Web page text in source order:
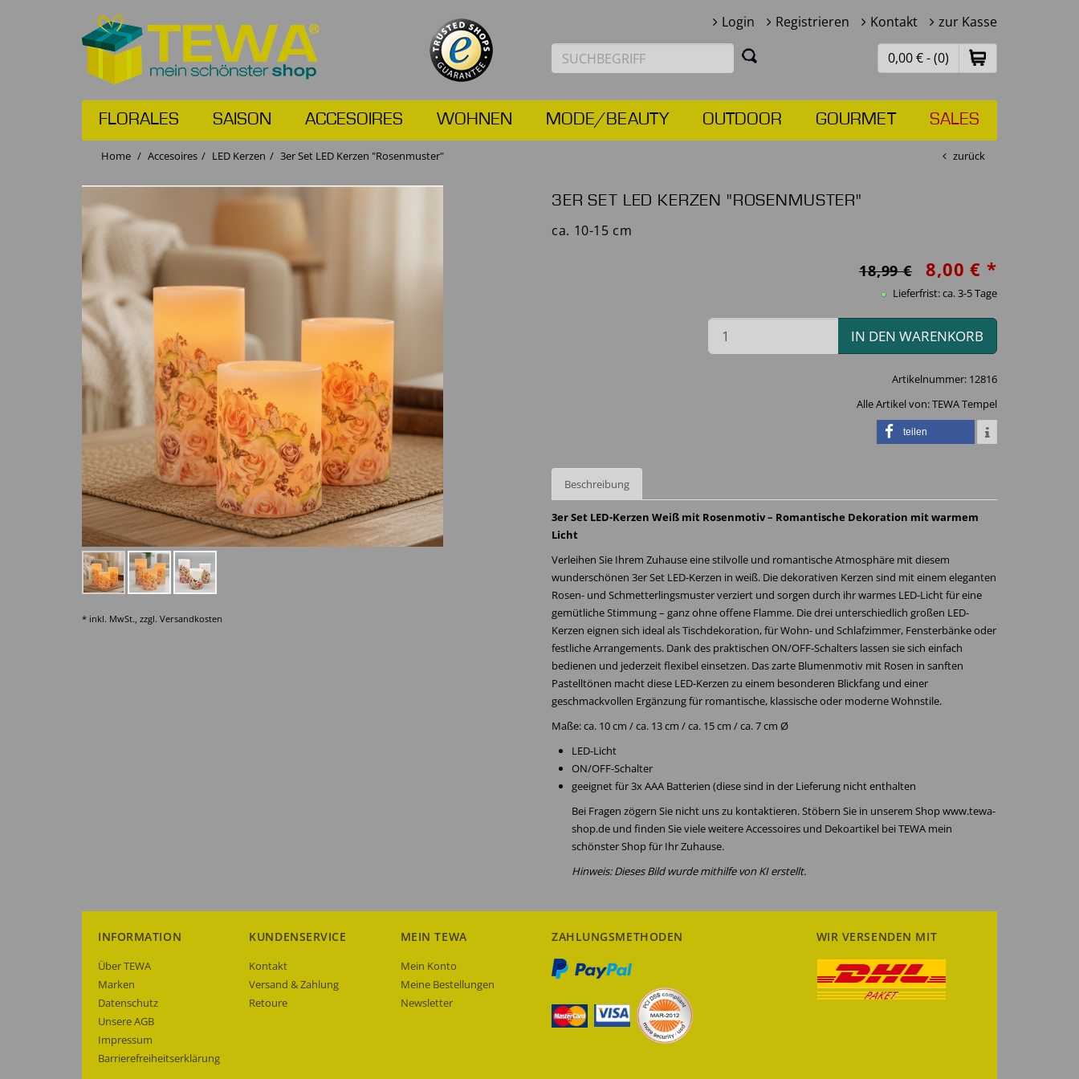
Login Registrieren Kontakt zur Kasse
0,00 € - (0)
FLORALES SAISON ACCESOIRES WOHNEN MODE/BEAUTY OUTDOOR GOURMET SALES
Home Accesoires LED Kerzen 3er Set LED Kerzen "Rosenmuster" zurück
* inkl. MwSt., zzgl. Versandkosten
3ER SET LED KERZEN "ROSENMUSTER"
ca. 10-15 cm
18,99 € 8,00 € *
Lieferfrist: ca. 3-5 Tage
IN DEN WARENKORB
Artikelnummer: 12816
Alle Artikel von:TEWA Tempel
teilen
Beschreibung
3er Set LED-Kerzen Weiß mit Rosenmotiv – Romantische Dekoration mit warmem
Licht
Verleihen Sie Ihrem Zuhause eine stilvolle und romantische Atmosphäre mit diesem
wunderschönen 3er Set LED-Kerzen in weiß. Die dekorativen Kerzen sind mit einem eleganten
Rosen- und Schmetterlingsmuster verziert und sorgen durch ihr warmes LED-Licht für eine
gemütliche Stimmung – ganz ohne offene Flamme. Die drei unterschiedlich großen LED-
Kerzen eignen sich ideal als Tischdekoration, für Wohn- und Schlafzimmer, Fensterbänke oder
festliche Arrangements. Dank des praktischen ON/OFF-Schalters lassen sie sich einfach
bedienen und jederzeit flexibel einsetzen. Das zarte Blumenmotiv mit Rosen in sanften
Pastelltönen macht diese LED-Kerzen zu einem besonderen Blickfang und einer
geschmackvollen Ergänzung für romantische, klassische oder moderne Wohnstile.
Maße: ca. 10 cm / ca. 13 cm / ca. 15 cm / ca. 7 cm Ø
LED-Licht
ON/OFF-Schalter
geeignet für 3x AAA Batterien (diese sind in der Lieferung nicht enthalten
Bei Fragen zögern Sie nicht uns zu kontaktieren. Stöbern Sie in unserem Shop www.tewa-
shop.de und finden Sie viele weitere Accessoires und Dekoartikel bei TEWA mein
schönster Shop für Ihr Zuhause.
Hinweis: Dieses Bild wurde mithilfe von KI erstellt.
INFORMATION
Über TEWA
Marken
Datenschutz
Unsere AGB
Impressum
Barrierefreiheitserklärung
KUNDENSERVICE
Kontakt
Versand & Zahlung
Retoure
MEIN TEWA
Mein Konto
Meine Bestellungen
Newsletter
ZAHLUNGSMETHODEN WIR VERSENDEN MIT